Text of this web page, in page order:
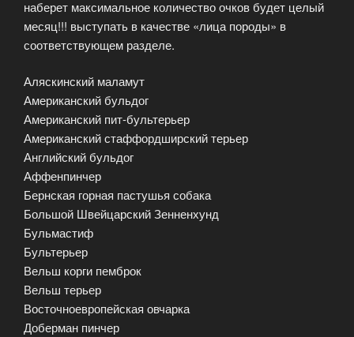
наберет максимальное количество очков будет целый
месяц!!! выступать в качестве «лица породы» в
соответствующем разделе.
Аляскинский маламут
Американский бульдог
Американский пит-бультерьер
Американский стаффордширский терьер
Английский бульдог
Аффенпинчер
Бернская горная пастушья собака
Большой Швейцарский Зенненхунд
Бульмастиф
Бультерьер
Вельш корги пемброк
Вельш терьер
Восточноевропейская овчарка
Доберман пинчер